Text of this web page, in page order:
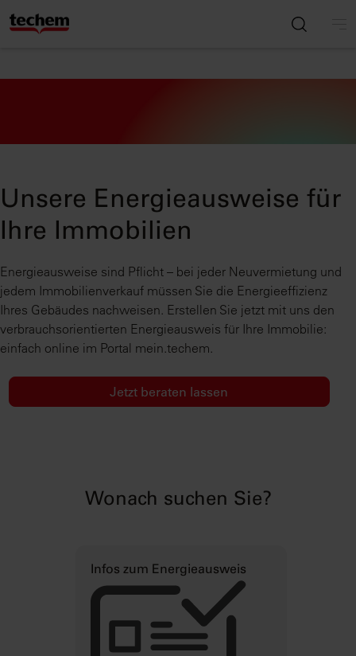
Unsere Energieausweise für
Ihre Immobilien
Energieausweise sind Pflicht – bei jeder Neuvermietung und
jedem Immobilienverkauf müssen Sie die Energieeffizienz
Ihres Gebäudes nachweisen. Erstellen Sie jetzt mit uns den
verbrauchsorientierten Energieausweis für Ihre Immobilie:
einfach online im Portal mein.techem.
Jetzt beraten lassen
Wonach suchen Sie?
Infos zum Energieausweis